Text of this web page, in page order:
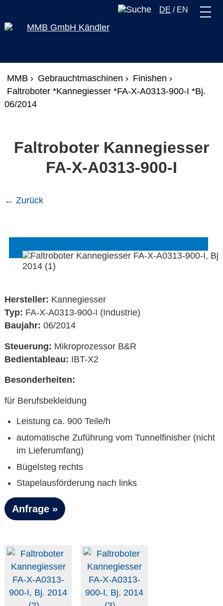
DE / EN
MMB › Gebrauchtmaschinen › Finishen ›
Faltroboter *Kannegiesser *FA-X-A0313-900-I *Bj.
06/2014
Faltroboter Kannegiesser
FA-X-A0313-900-I
← Zurück
Hersteller: Kannegiesser
Typ: FA-X-A0313-900-I (Industrie)
Baujahr: 06/2014
Steuerung: Mikroprozessor B&R
Bedientableau: IBT-X2
Besonderheiten:
für Berufsbekleidung
Leistung ca. 900 Teile/h
automatische Zuführung vom Tunnelfinisher (nicht
im Lieferumfang)
Bügelsteg rechts
Stapelausförderung nach links
Anfrage